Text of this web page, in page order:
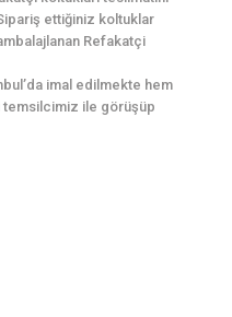
ettiğiniz koltuklar
Refakatçi
imal edilmekte hem
temsilcimiz ile görüşüp